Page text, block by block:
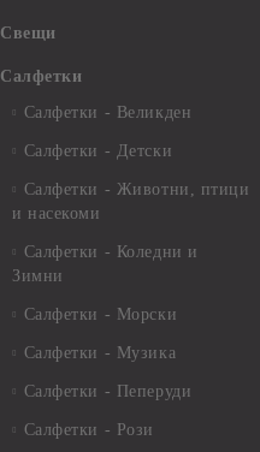
Свещи
Салфетки
Салфетки - Великден
Салфетки - Детски
Салфетки - Животни, птици
и насекоми
Салфетки - Коледни и
Зимни
Салфетки - Морски
Салфетки - Музика
Салфетки - Пеперуди
Салфетки - Рози